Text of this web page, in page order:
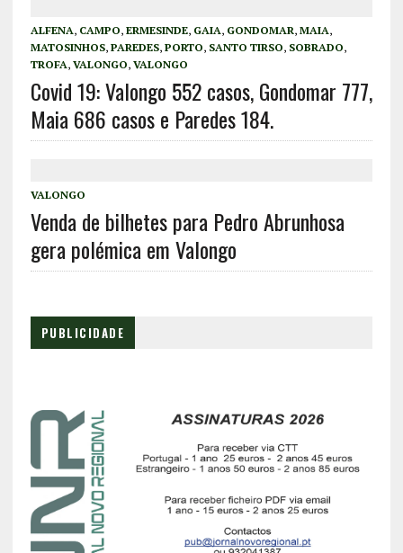
ALFENA, CAMPO, ERMESINDE, GAIA, GONDOMAR, MAIA,
MATOSINHOS, PAREDES, PORTO, SANTO TIRSO, SOBRADO,
TROFA, VALONGO, VALONGO
Covid 19: Valongo 552 casos, Gondomar 777,
Maia 686 casos e Paredes 184.
VALONGO
Venda de bilhetes para Pedro Abrunhosa
gera polémica em Valongo
PUBLICIDADE